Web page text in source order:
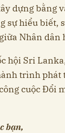
dựng bằng
sự hiểu biết,
Nhân dân
hội Sri
trình phát
cuộc Đổi
bạn,